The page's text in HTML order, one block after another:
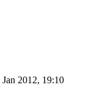
Jan 2012, 19:10